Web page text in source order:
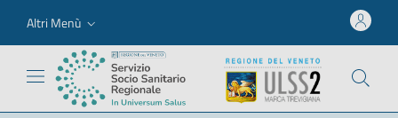
Altri Menù